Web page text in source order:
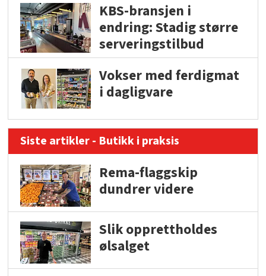
KBS-bransjen i
endring: Stadig større
serveringstilbud
Vokser med ferdigmat
i dagligvare
Siste artikler - Butikk i praksis
Rema-flaggskip
dundrer videre
Slik opprettholdes
ølsalget